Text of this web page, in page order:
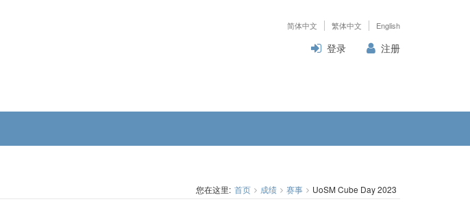
简体中文 繁体中文 English
登录 注册
您在这里: 首页 成绩 赛事 UoSM Cube Day 2023